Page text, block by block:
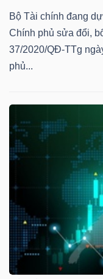
Bộ Tài chính đang
Chính phủ sửa đổi,
37/2020/QĐ-TTg
phủ...
cụ
đầu
tư
Truyền
thông
tài
Dữ
liệu